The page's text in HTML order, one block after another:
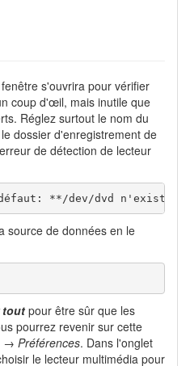
s'ouvrira pour vérifier
coup d'œil, mais inutile que
Réglez surtout le nom du
dossier d'enregistrement de
de détection de lecteur
**/dev/dvd n'existe
source de données en le
toutpour être sûr que les
pourrez revenir sur cette
→ Préférences. Dans l'onglet
le lecteur multimédia pour